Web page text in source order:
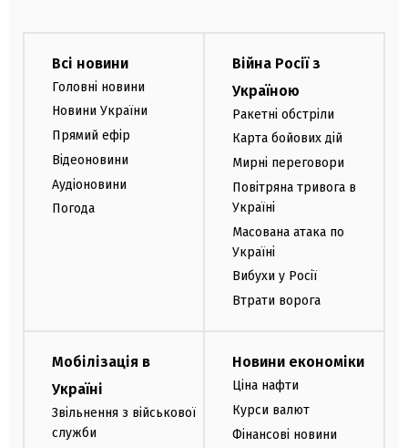
Всі новини
Головні новини
Новини України
Прямий ефір
Відеоновини
Аудіоновини
Погода
Війна Росії з
Україною
Ракетні обстріли
Карта бойових дій
Мирні переговори
Повітряна тривога в
Україні
Масована атака по
Україні
Вибухи у Росії
Втрати ворога
Мобілізація в
Україні
Звільнення з військової
служби
Новини економіки
Ціна нафти
Курси валют
Фінансові новини